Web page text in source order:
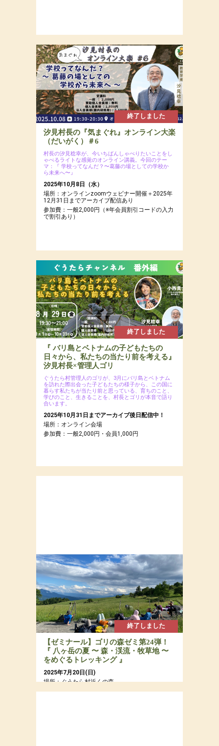
終了しました
汐見村長の『気まぐれ』オンライン大楽
（だいがく）＃6
村長の汐見稔幸が、今いちばんしゃべりたいことをし
ゃべるライトな感覚のオンライン講義。今回のテー
マ：『 学校ってなんだ？〜葛藤の場としての学校か
ら未来へ〜』
2025年10月8日（水）
場所：オンラインzoomウェビナー開催＋2025年
12月31日までアーカイブ配信あり
参加費：一般2,000円（※年会員割引コードの入力
で割引あり）
終了しました
『 バリ島とベトナムの子どもたちの
日々から、私たちの当たり前を考える』
汐見村長×管理人ゴリ
ぐうたら村管理人のゴリが、3月にバリ島とベトナム
を訪れた際出会った子どもたちの様子から、この国に
暮らす私たちが当たり前と思っている、育ちのこと、
学びのこと、生きることを、村長とゴリが本音で語り
合います。
2025年10月31日までアーカイブ後日配信中！
場所：オンライン会場
参加費：一般2,000円・会員1,000円
終了しました
【ゼミナール】ゴリの森ゼミ第24弾！
『 八ヶ岳の夏 〜 森・渓流・牧草地 〜
をめぐるトレッキング 』
2025年7月20日(日)
場所：ぐうたら村近くの森
参加費：参加費：年会員8,000円（若者応援プロ